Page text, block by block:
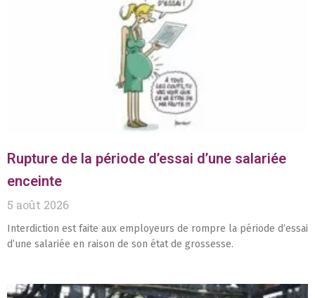
Rupture de la période d’essai d’une salariée
enceinte
5 août 2026
Interdiction est faite aux employeurs de rompre la période d’essai
d’une salariée en raison de son état de grossesse.